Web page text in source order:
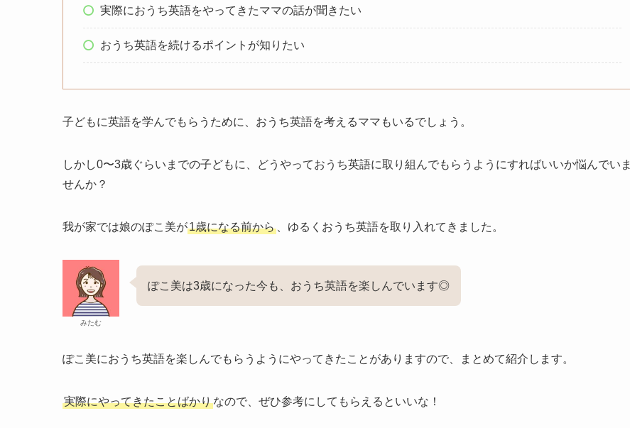
実際におうち英語をやってきたママの話が聞きたい
おうち英語を続けるポイントが知りたい
子どもに英語を学んでもらうために、おうち英語を考えるママもいるでしょう。
しかし0〜3歳ぐらいまでの子どもに、どうやっておうち英語に取り組んでもらうようにすればいいか悩んでいま
せんか？
我が家では娘のぽこ美が1歳になる前から 、ゆるくおうち英語を取り入れてきました。
みたむ
ぽこ美は3歳になった今も、おうち英語を楽しんでいます◎
ぽこ美におうち英語を楽しんでもらうようにやってきたことがありますので、まとめて紹介します。
実際にやってきたことばかりなので、ぜひ参考にしてもらえるといいな！